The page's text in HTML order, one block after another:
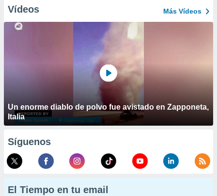
Vídeos Más Vídeos
Un enorme diablo de polvo fue avistado en Zapponeta,
Italia
Síguenos
El Tiempo en tu email